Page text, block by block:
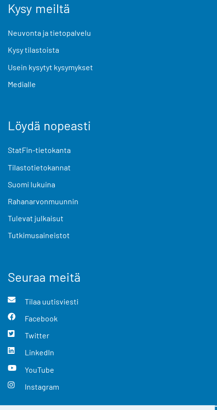
Kysy meiltä
Neuvonta ja tietopalvelu
Kysy tilastoista
Usein kysytyt kysymykset
Medialle
Löydä nopeasti
StatFin-tietokanta
Tilastotietokannat
Suomi lukuina
Rahanarvonmuunnin
Tulevat julkaisut
Tutkimusaineistot
Seuraa meitä
Tilaa uutisviesti
Facebook
Twitter
LinkedIn
YouTube
Instagram